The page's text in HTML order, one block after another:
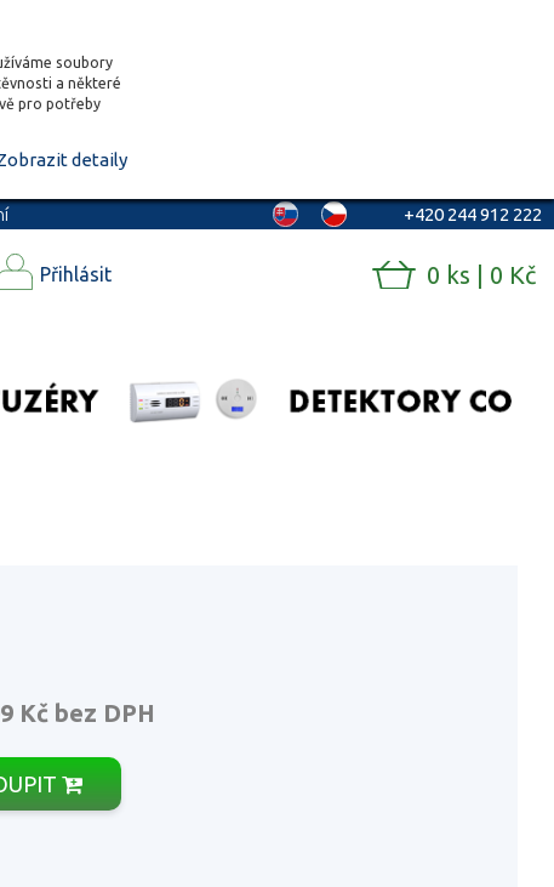
soubory
a některé
pro potřeby
detaily
+420 244 912 222
Přihlásit 0 ks | 0 Kč
Kč bez DPH